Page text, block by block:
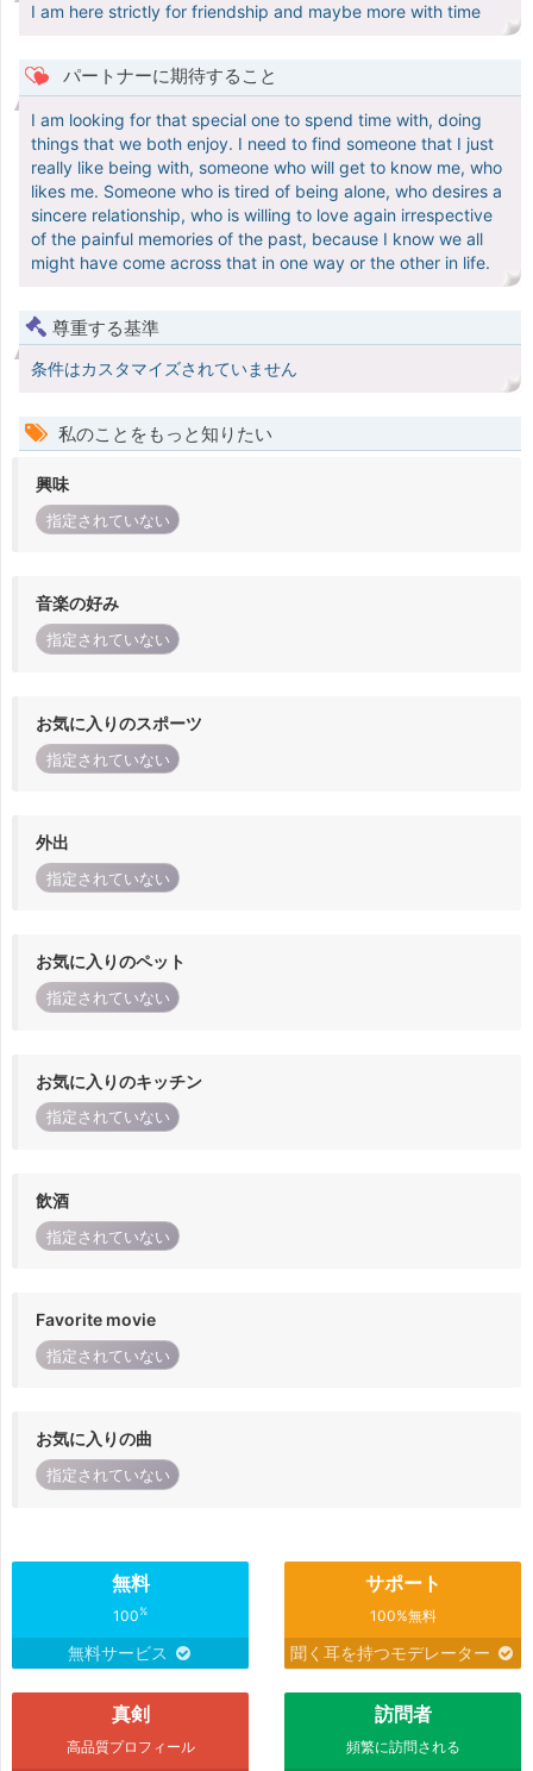
I am here strictly for friendship and maybe more with time
パートナーに期待すること
I am looking for that special one to spend time with, doing
things that we both enjoy. I need to find someone that I just
really like being with, someone who will get to know me, who
likes me. Someone who is tired of being alone, who desires a
sincere relationship, who is willing to love again irrespective
of the painful memories of the past, because I know we all
might have come across that in one way or the other in life.
尊重する基準
条件はカスタマイズされていません
私のことをもっと知りたい
興味
指定されていない
音楽の好み
指定されていない
お気に入りのスポーツ
指定されていない
外出
指定されていない
お気に入りのペット
指定されていない
お気に入りのキッチン
指定されていない
飲酒
指定されていない
Favorite movie
指定されていない
お気に入りの曲
指定されていない
無料
100%
無料サービス
サポート
100%無料
聞く耳を持つモデレーター
真剣
高品質プロフィール
訪問者
頻繁に訪問される